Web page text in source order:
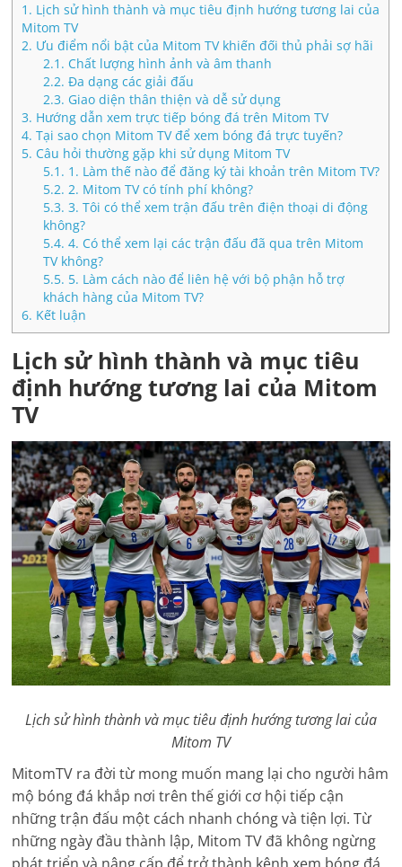
1. Lịch sử hình thành và mục tiêu định hướng tương lai của
Mitom TV
2. Ưu điểm nổi bật của Mitom TV khiến đối thủ phải sợ hãi
2.1. Chất lượng hình ảnh và âm thanh
2.2. Đa dạng các giải đấu
2.3. Giao diện thân thiện và dễ sử dụng
3. Hướng dẫn xem trực tiếp bóng đá trên Mitom TV
4. Tại sao chọn Mitom TV để xem bóng đá trực tuyến?
5. Câu hỏi thường gặp khi sử dụng Mitom TV
5.1. 1. Làm thế nào để đăng ký tài khoản trên Mitom TV?
5.2. 2. Mitom TV có tính phí không?
5.3. 3. Tôi có thể xem trận đấu trên điện thoại di động
không?
5.4. 4. Có thể xem lại các trận đấu đã qua trên Mitom
TV không?
5.5. 5. Làm cách nào để liên hệ với bộ phận hỗ trợ
khách hàng của Mitom TV?
6. Kết luận
Lịch sử hình thành và mục tiêu
định hướng tương lai của Mitom
TV
Lịch sử hình thành và mục tiêu định hướng tương lai của
Mitom TV
MitomTV ra đời từ mong muốn mang lại cho người hâm
mộ bóng đá khắp nơi trên thế giới cơ hội tiếp cận
những trận đấu một cách nhanh chóng và tiện lợi. Từ
những ngày đầu thành lập, Mitom TV đã không ngừng
phát triển và nâng cấp để trở thành kênh xem bóng đá